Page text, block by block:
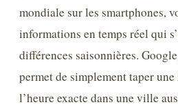
mondiale sur les smartphones,
informations en temps réel qui
différences saisonnières.
permet de simplement taper
l’heure exacte dans une ville